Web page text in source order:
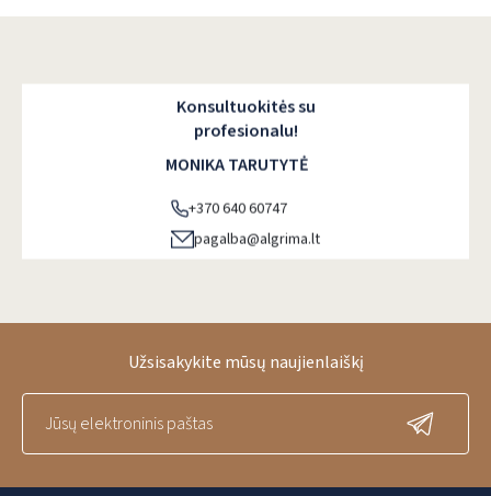
Konsultuokitės su
profesionalu!
MONIKA TARUTYTĖ
+370 640 60747
pagalba@algrima.lt
Užsisakykite mūsų naujienlaiškį